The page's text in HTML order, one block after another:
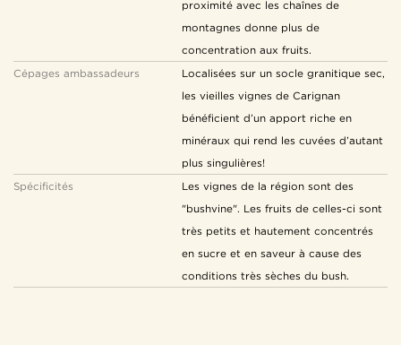
proximité avec les chaînes de
montagnes donne plus de
concentration aux fruits.
Cépages ambassadeurs
Localisées sur un socle granitique sec,
les vieilles vignes de Carignan
bénéficient d’un apport riche en
minéraux qui rend les cuvées d’autant
plus singulières!
Spécificités
Les vignes de la région sont des
"bushvine". Les fruits de celles-ci sont
très petits et hautement concentrés
en sucre et en saveur à cause des
conditions très sèches du bush.